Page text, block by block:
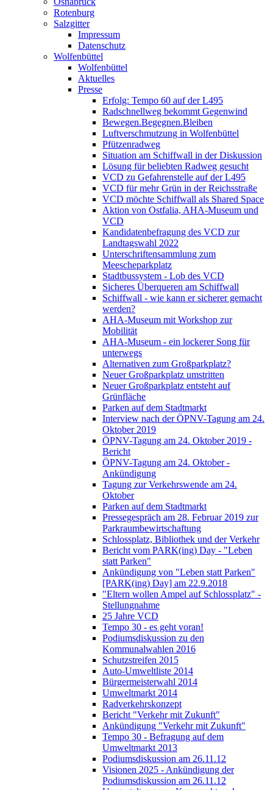
Rotenburg
Salzgitter
Impressum
Datenschutz
Wolfenbüttel
Wolfenbüttel
Aktuelles
Presse
Erfolg: Tempo 60 auf der L495
Radschnellweg bekommt Gegenwind
Bewegen.Begegnen.Bleiben
Luftverschmutzung in Wolfenbüttel
Pfützenradweg
Situation am Schiffwall in der Diskussion
Lösung für beliebten Radweg gesucht
VCD zu Gefahrenstelle auf der L495
VCD für mehr Grün in der Reichsstraße
VCD möchte Schiffwall als Shared Space
Aktion von Ostfalia, AHA-Museum und
VCD
Kandidatenbefragung des VCD zur
Landtagswahl 2022
Unterschriftensammlung zum
Meescheparkplatz
Stadtbussystem - Lob des VCD
Sicheres Überqueren am Schiffwall
Schiffwall - wie kann er sicherer gemacht
werden?
AHA-Museum mit Workshop zur
Mobilität
AHA-Museum - ein lockerer Song für
unterwegs
Alternativen zum Großparkplatz?
Neuer Großparkplatz umstritten
Neuer Großparkplatz entsteht auf
Grünfläche
Parken auf dem Stadtmarkt
Interview nach der ÖPNV-Tagung am 24.
Oktober 2019
ÖPNV-Tagung am 24. Oktober 2019 -
Bericht
ÖPNV-Tagung am 24. Oktober -
Ankündigung
Tagung zur Verkehrswende am 24.
Oktober
Parken auf dem Stadtmarkt
Pressegespräch am 28. Februar 2019 zur
Parkraumbewirtschaftung
Schlossplatz, Bibliothek und der Verkehr
Bericht vom PARK(ing) Day - "Leben
statt Parken"
Ankündigung von "Leben statt Parken"
[PARK(ing) Day] am 22.9.2018
"Eltern wollen Ampel auf Schlossplatz" -
Stellungnahme
25 Jahre VCD
Tempo 30 - es geht voran!
Podiumsdiskussion zu den
Kommunalwahlen 2016
Schutzstreifen 2015
Auto-Umweltliste 2014
Bürgermeisterwahl 2014
Umweltmarkt 2014
Radverkehrskonzept
Bericht "Verkehr mit Zukunft"
Ankündigung "Verkehr mit Zukunft"
Tempo 30 - Befragung auf dem
Umweltmarkt 2013
Podiumsdiskussion am 26.11.12
Visionen 2025 - Ankündigung der
Podiumsdiskussion am 26.11.12